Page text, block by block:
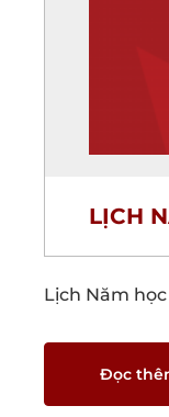
LỊCH
Lịch Năm học
Đọc